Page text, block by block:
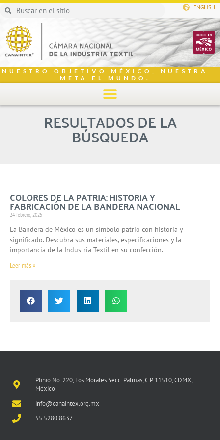
ENGLISH
NUESTRO OBJETIVO MÉXICO, NUESTRA
META EL MUNDO.
RESULTADOS DE LA
BÚSQUEDA
COLORES DE LA PATRIA: HISTORIA Y
FABRICACIÓN DE LA BANDERA NACIONAL
24 febrero, 2025
La Bandera de México es un símbolo patrio con historia y
significado. Descubra sus materiales, especificaciones y la
importancia de la Industria Textil en su confección.
Leer más »
Plinio No. 220, Los Morales Secc. Palmas, C.P. 11510, CDMX,
México
info@canaintex.org.mx
55 5280 8637